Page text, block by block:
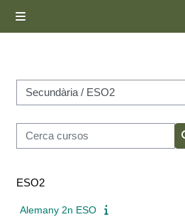
Categories de cursos
ESO2
Alemany 2n ESO